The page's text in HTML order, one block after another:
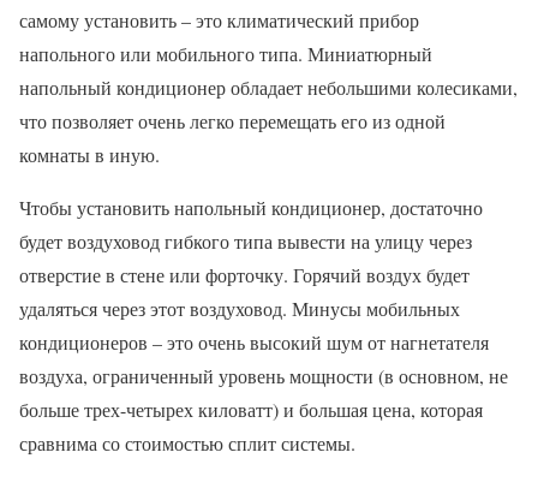
самому установить – это климатический прибор
напольного или мобильного типа. Миниатюрный
напольный кондиционер обладает небольшими колесиками,
что позволяет очень легко перемещать его из одной
комнаты в иную.
Чтобы установить напольный кондиционер, достаточно
будет воздуховод гибкого типа вывести на улицу через
отверстие в стене или форточку. Горячий воздух будет
удаляться через этот воздуховод. Минусы мобильных
кондиционеров – это очень высокий шум от нагнетателя
воздуха, ограниченный уровень мощности (в основном, не
больше трех-четырех киловатт) и большая цена, которая
сравнима со стоимостью сплит системы.